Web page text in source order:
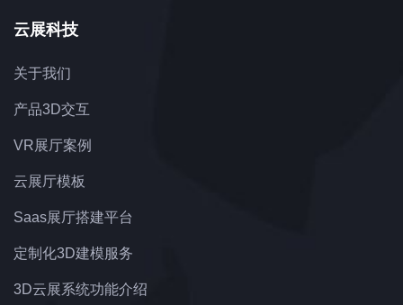
云展科技
关于我们
产品3D交互
VR展厅案例
云展厅模板
Saas展厅搭建平台
定制化3D建模服务
3D云展系统功能介绍